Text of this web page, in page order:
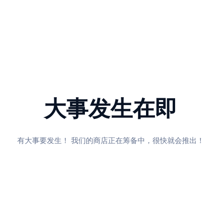
大事发生在即
有大事要发生！ 我们的商店正在筹备中，很快就会推出！